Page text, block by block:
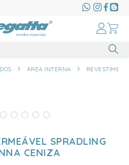
ÁREA INTERNA
SPRADLING
CENIZA